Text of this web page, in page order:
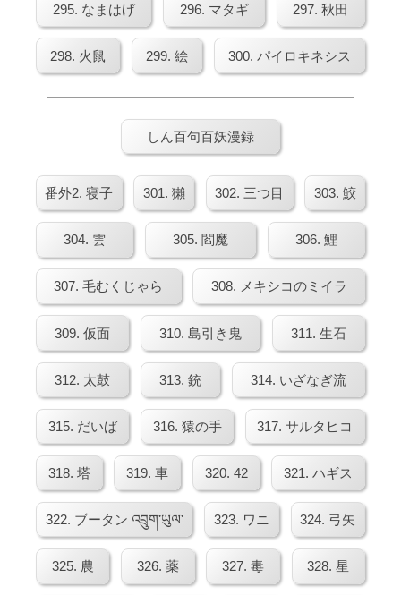
295. なまはげ 296. マタギ 297. 秋田
298. 火鼠 299. 絵 300. パイロキネシス
しん百句百妖漫録
番外2. 寝子 301. 獺 302. 三つ目 303. 鮫
304. 雲 305. 閻魔 306. 鯉
307. 毛むくじゃら 308. メキシコのミイラ
309. 仮面 310. 島引き鬼 311. 生石
312. 太鼓 313. 銃 314. いざなぎ流
315. だいば 316. 猿の手 317. サルタヒコ
318. 塔 319. 車 320. 42 321. ハギス
322. ブータン འབྲུག་ཡུལ་ 323. ワニ 324. 弓矢
325. 農 326. 薬 327. 毒 328. 星